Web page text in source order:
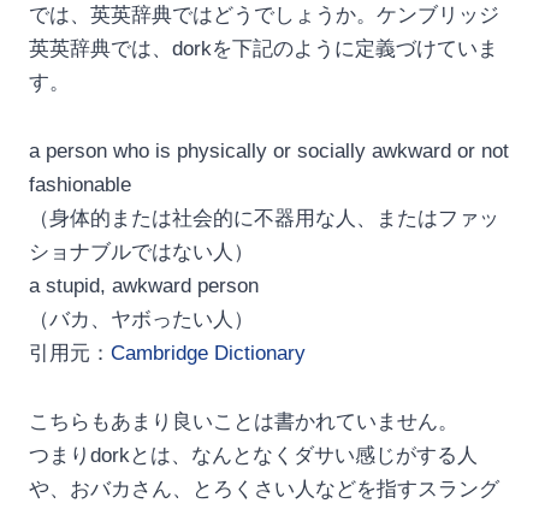
では、英英辞典ではどうでしょうか。ケンブリッジ
英英辞典では、dorkを下記のように定義づけていま
す。
a person who is physically or socially awkward or not
fashionable
（身体的または社会的に不器用な人、またはファッ
ショナブルではない人）
a stupid, awkward person
（バカ、ヤボったい人）
引用元： Cambridge Dictionary
こちらもあまり良いことは書かれていません。
つまりdorkとは、なんとなくダサい感じがする人
や、おバカさん、とろくさい人などを指すスラング